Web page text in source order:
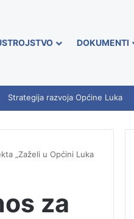
DOKUMENTI
Strategija razvoja Općine Luka
„Zaželi u Općini Luka
za